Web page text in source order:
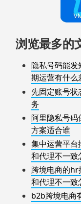
浏览最多的
隐私号码能发
期运营有什么
先固定账号
务
阿里隐私号
方案适合谁
集中运营平台
和代理不一致
跨境电商的hr
和代理不一致
b2b跨境电商